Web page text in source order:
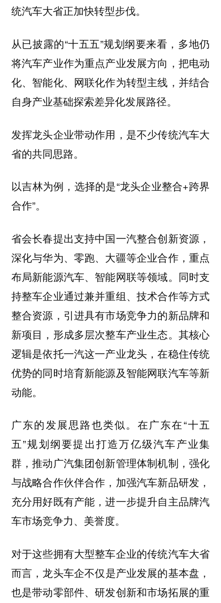
统汽车大省正加快转型步伐。
从已披露的“十五五”规划纲要来看，多地仍
将汽车产业作为重点产业发展方向，把电动
化、智能化、网联化作为转型主线，并结合
自身产业基础探索差异化发展路径。
发挥龙头企业带动作用，是不少传统汽车大
省的共同思路。
以吉林为例，选择的是“龙头企业整合+跨界
合作”。
省会长春提出支持中国一汽整合创新资源，
深化与华为、零跑、大疆等企业合作，重点
布局新能源汽车、智能网联等领域。同时支
持整车企业通过兼并重组、技术合作等方式
整合资源，引进具有市场竞争力的新品牌和
新项目，形成多层次整车产业生态。其核心
逻辑是依托一汽这一产业龙头，在稳住传统
优势的同时培育新能源及智能网联汽车等新
动能。
广东的发展思路也类似。在广东在“十五
五”规划纲要提出打造万亿级汽车产业集
群，推动广汽集团创新管理体制机制，强化
与战略合作伙伴合作，加强汽车新品研发，
充分用好既有产能，进一步提升自主品牌汽
车市场竞争力、美誉度。
对于这些拥有大型整车企业的传统汽车大省
而言， 龙头车企不仅是产业发展的基本盘，
也是带动零部件、研发创新和市场拓展的重